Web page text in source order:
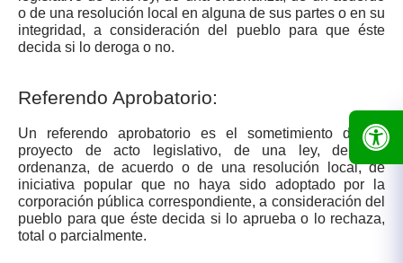
o de una resolución local en alguna de sus partes o en su
integridad, a consideración del pueblo para que éste
decida si lo deroga o no.
Referendo Aprobatorio:
Un referendo aprobatorio es el sometimiento de un
proyecto de acto legislativo, de una ley, de una
ordenanza, de acuerdo o de una resolución local, de
iniciativa popular que no haya sido adoptado por la
corporación pública correspondiente, a consideración del
pueblo para que ​éste decida si lo aprueba o lo rechaza,
total o parcialmente.​